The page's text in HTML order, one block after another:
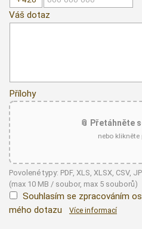
Váš dotaz
Přílohy
📎 Přetáhněte
nebo klikněte
Povolené typy: PDF, XLS, XLSX, CSV,
(max 10 MB / soubor, max 5 souborů)
Souhlasím se zpracováním
mého dotazu
Více informací